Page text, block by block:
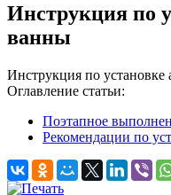
Инструкция по
ванны
Инструкция по
Оглавление статьи:
Поэтапное
Рекомендации по